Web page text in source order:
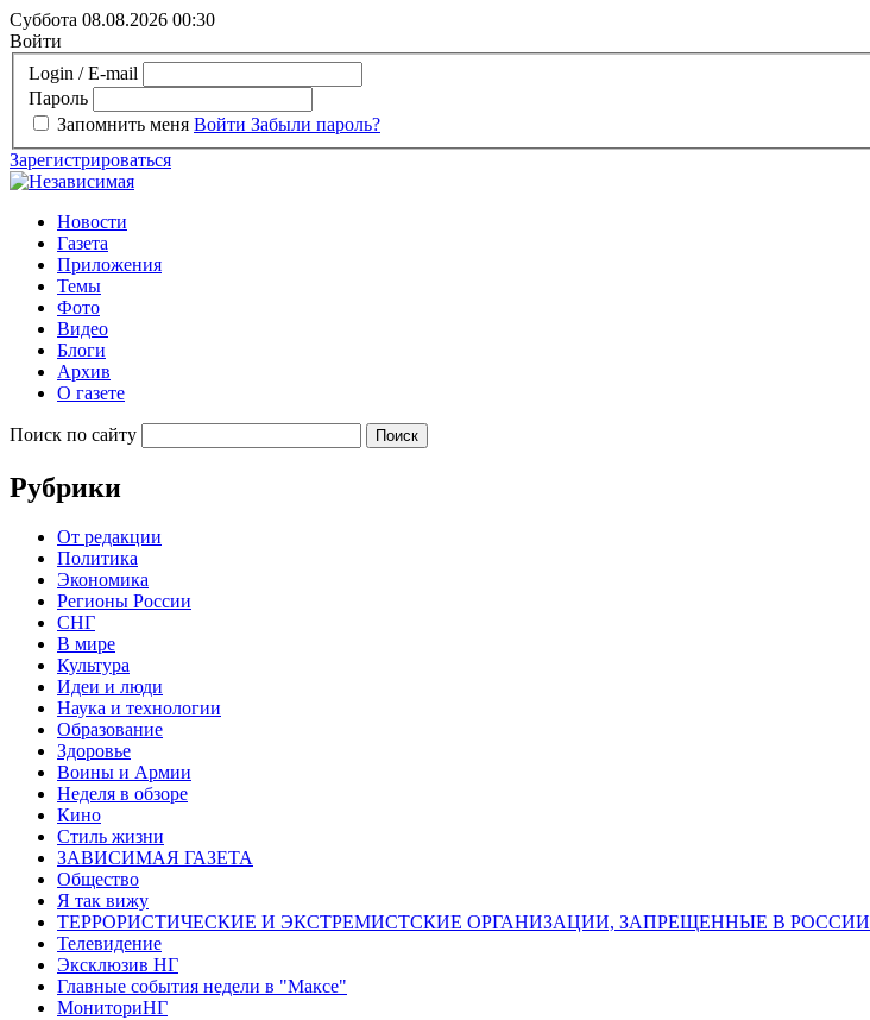
Суббота 08.08.2026 00:30
Войти
Login / E-mail
Пароль
Запомнить меня Войти Забыли пароль?
Зарегистрироваться
Новости
Газета
Приложения
Темы
Фото
Видео
Блоги
Архив
О газете
Поиск по сайту
Рубрики
От редакции
Политика
Экономика
Регионы России
СНГ
В мире
Культура
Идеи и люди
Наука и технологии
Образование
Здоровье
Воины и Армии
Неделя в обзоре
Кино
Стиль жизни
ЗАВИСИМАЯ ГАЗЕТА
Общество
Я так вижу
ТЕРРОРИСТИЧЕСКИЕ И ЭКСТРЕМИСТСКИЕ ОРГАНИЗАЦИИ, ЗАПРЕЩЕННЫЕ В РОССИИ
Телевидение
Эксклюзив НГ
Главные события недели в "Максе"
МониториНГ